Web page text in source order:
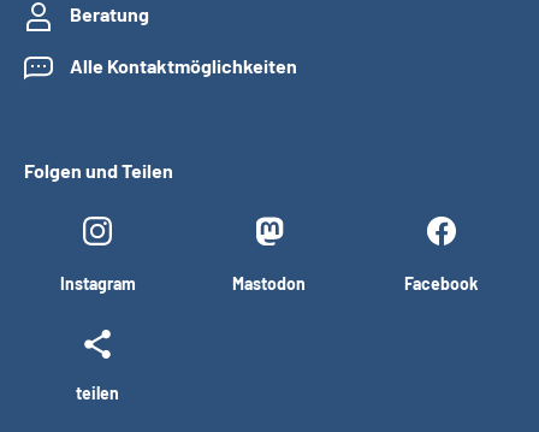
Beratung
Alle Kontaktmöglichkeiten
Folgen und Teilen
Instagram Mastodon Facebook
teilen